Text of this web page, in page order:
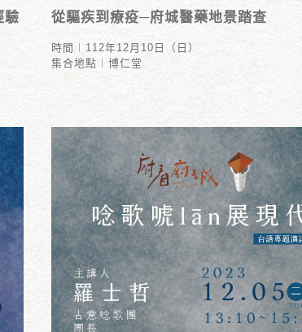
室
驗
時間︱112年12月10日（日）
集合地點︱博仁堂
從驅疾到療疫─府城醫藥地景踏查
時間︱112年12月10日（日）
集合地點︱博仁堂